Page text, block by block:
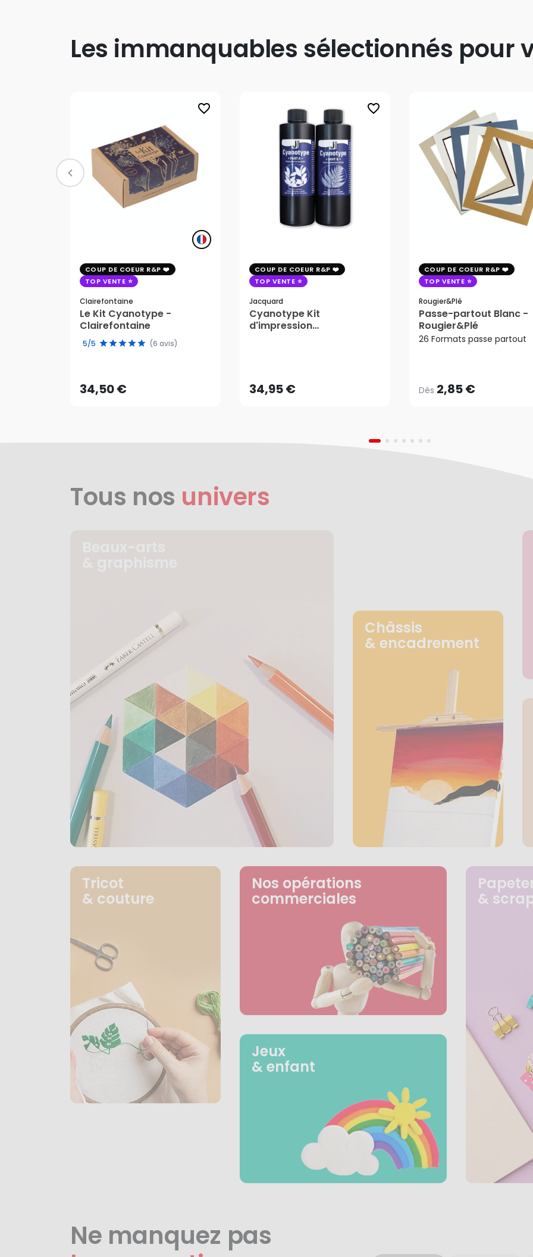
Les immanquables sélectionnés pour
favorite_border
COUP DE COEUR R&P
TOP VENTE
Clairefontaine
Le Kit Cyanotype -
Clairefontaine
5/5 (6 avis)
34,50 €AJOUTER AU PANIER
favorite_border
COUP DE COEUR R&P
TOP VENTE
Jacquard
Cyanotype Kit
d'impression
34,95 €AJOUTER AU PANIER
COUP DE COEUR R&P
TOP VENTE
Rougier&plé
Passe-partout Blanc -
Rougier&Plé
26 Formats passe partout
Dès 2,85 €
2,85 €
Tous nos univers
Châssis
& encadrement
Tricot
& couture
Nos opérations
commerciales
Jeux
& enfant
&
Ne manquez pas